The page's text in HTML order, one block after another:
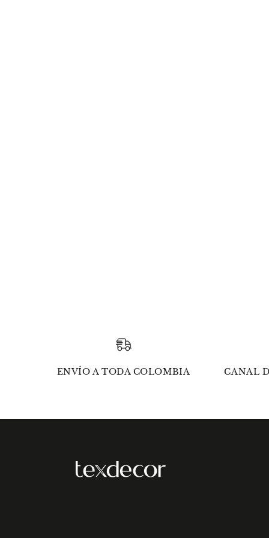
ENVÍO A TODA COLOMBIA CANAL